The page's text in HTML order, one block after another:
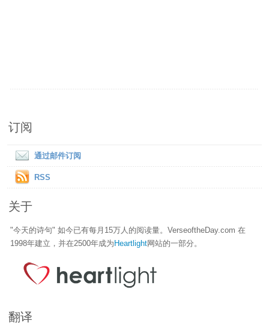
订阅
通过邮件订阅
RSS
关于
"今天的诗句" 如今已有每月15万人的阅读量。VerseoftheDay.com 在
1998年建立，并在2500年成为 Heartlight网站的一部分。
翻译